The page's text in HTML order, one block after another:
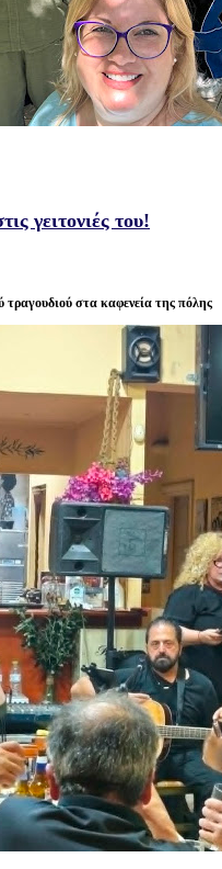
γειτονιές του!
στα καφενεία της πόλης